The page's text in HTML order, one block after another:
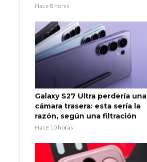
Hace 8 horas
Galaxy S27 Ultra perdería una
cámara trasera: esta sería la
razón, según una filtración
Hace 10 horas